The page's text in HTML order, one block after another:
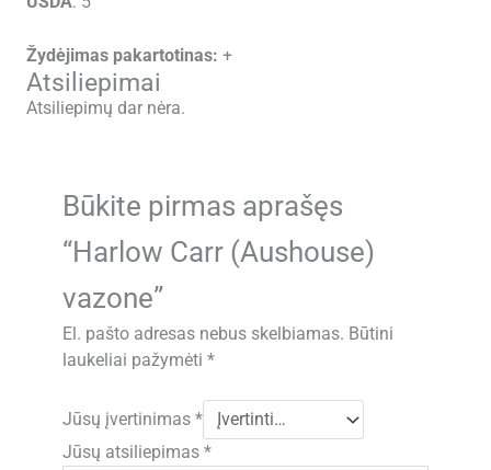
Žydėjimas pakartotinas: +
Atsiliepimai
Atsiliepimų dar nėra.
Būkite pirmas aprašęs
“Harlow Carr (Aushouse)
vazone”
El. pašto adresas nebus skelbiamas. Būtini
laukeliai pažymėti*
Jūsų įvertinimas*
Jūsų atsiliepimas*